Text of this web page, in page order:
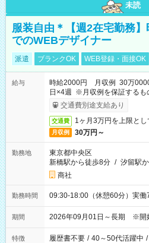
未読
服装自由＊【週2在宅勤務
でのWEBデザイナー
派遣 ブランクOK WEB登録・面接OK
給与
時給2000円 月収例 30万
日×4週 ※月収例を保証する
りサービス利用可（利用条件有
交通費別途支給あり
交通費 1ヶ月3万円を上限と
月収例 30万円～
勤務地
東京都中央区
新橋駅から徒歩8分 / 汐留駅
商社
勤務時間 09:30-18:00（休憩60分）実
期間 2026年09月01日～長期 ※開
特徴 履歴書不要 / 40～50代活躍中 /